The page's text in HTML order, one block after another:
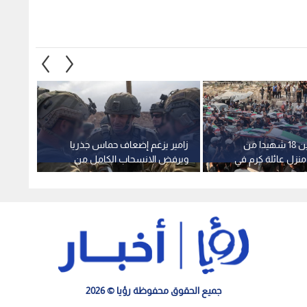
زامير يزعم إضعاف حماس جذريا
ويرفض الانسحاب الكامل من
قطاع غزة
انتشال جثامين 18 شهيدا من
عائلة كرم في
جميع الحقوق محفوظة رؤيا © 2026